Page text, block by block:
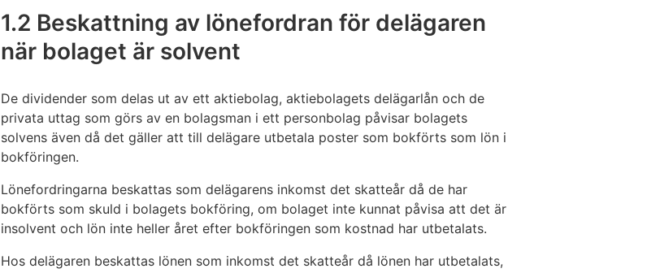
1.2 Beskattning av lönefordran för delägaren
när bolaget är solvent
De dividender som delas ut av ett aktiebolag, aktiebolagets delägarlån och de
privata uttag som görs av en bolagsman i ett personbolag påvisar bolagets
solvens även då det gäller att till delägare utbetala poster som bokförts som lön i
bokföringen.
Lönefordringarna beskattas som delägarens inkomst det skatteår då de har
bokförts som skuld i bolagets bokföring, om bolaget inte kunnat påvisa att det är
insolvent och lön inte heller året efter bokföringen som kostnad har utbetalats.
Hos delägaren beskattas lönen som inkomst det skatteår då lönen har utbetalats,